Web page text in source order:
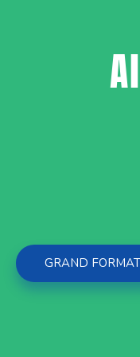
GRAND FORMAT